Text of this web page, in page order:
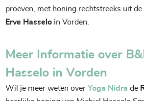
proeven, met honing rechtstreeks uit
Erve Hasselo in Vorden.
Meer Informatie over
Hasselo in Vorden
Wil je meer weten overYoga Nidra de